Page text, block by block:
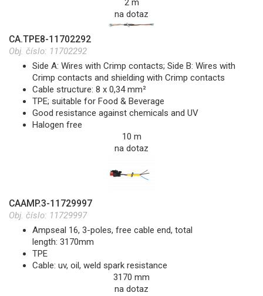
2 m
na dotaz
CA.TPE8-11702292
Obj. číslo: 11702292
Side A: Wires with Crimp contacts; Side B: Wires with
Crimp contacts and shielding with Crimp contacts
Cable structure: 8 x 0,34 mm²
TPE; suitable for Food & Beverage
Good resistance against chemicals and UV
Halogen free
10 m
na dotaz
CAAMP.3-11729997
Obj. číslo: 11729997
Ampseal 16, 3-poles, free cable end, total
length: 3170mm
TPE
Cable: uv, oil, weld spark resistance
3170 mm
na dotaz